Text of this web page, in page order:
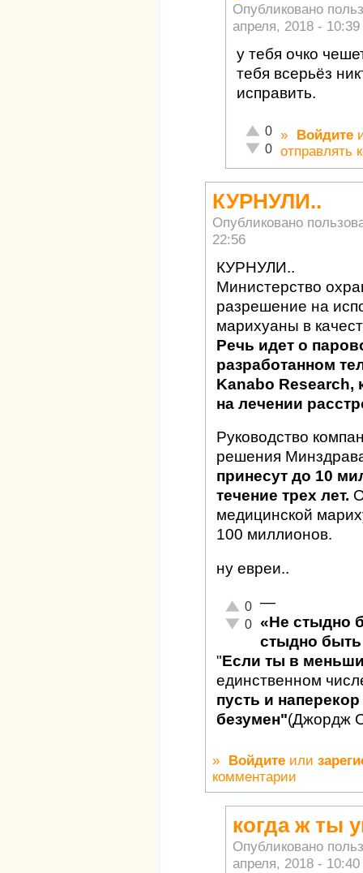
Опубликовано
апреля, 2018 - 10:39
у тебя очко
тебя всерьёз
исправить.
Отлично!
0
Неадекватно!
0
» Войдите
отправлять
КУРНУЛИ..
Опубликовано
22:56
КУРНУЛИ..
Министерство
разрешение на
марихуаны в
Речь идет о
разработанном
Kanabo Research,
на лечении
Руководство
решения
принесут до 10
течение трех лет.
медицинской
100 миллионов.
ну евреи..
Отлично!
0
Неадекватно!
0
—
«Не стыдно
стыдно быть
"Если ты в
единственном
пусть и
безумен"(Джордж
» Войдите или
комментарии
когда ж ты
Опубликовано
апреля, 2018 - 10:40